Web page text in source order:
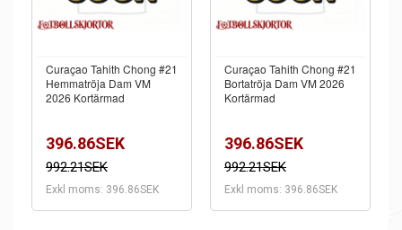
Curaçao Tahith Chong #21
Hemmatröja Dam VM
2026 Kortärmad
396.86SEK
992.21SEK
Exkl moms: 396.86SEK
Curaçao Tahith Chong #21
Bortatröja Dam VM 2026
Kortärmad
396.86SEK
992.21SEK
Exkl moms: 396.86SEK